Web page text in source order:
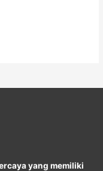
yang memiliki